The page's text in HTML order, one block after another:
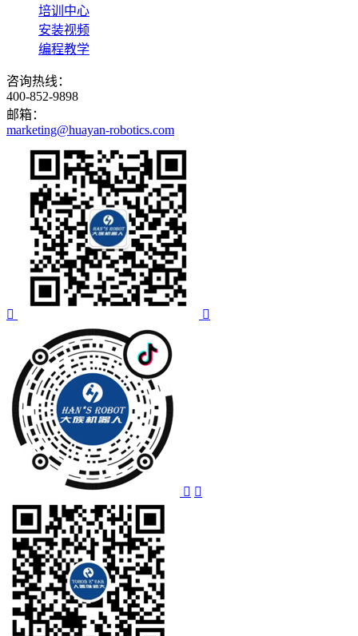
培训中心
安装视频
编程教学
咨询热线：
400-852-9898
邮箱：
marketing@huayan-robotics.com